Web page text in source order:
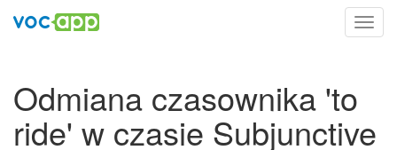
Odmiana czasownika 'to
ride' w czasie Subjunctive